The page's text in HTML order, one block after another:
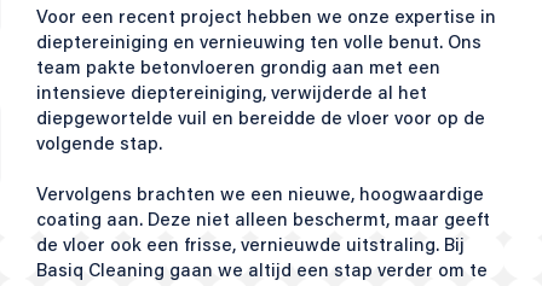
Voor een recent project hebben we onze expertise in
dieptereiniging en vernieuwing ten volle benut. Ons
team pakte betonvloeren grondig aan met een
intensieve dieptereiniging, verwijderde al het
diepgewortelde vuil en bereidde de vloer voor op de
volgende stap.
Vervolgens brachten we een nieuwe, hoogwaardige
coating aan. Deze niet alleen beschermt, maar geeft
de vloer ook een frisse, vernieuwde uitstraling. Bij
Basiq Cleaning gaan we altijd een stap verder om te